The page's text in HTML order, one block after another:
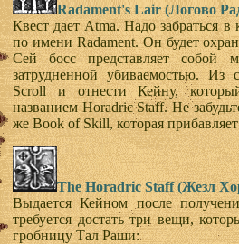
Radament's Lair (Логово
Квест дает Atma. Надо забраться
по имени Radament. Он будет
Сей босс представляет
затрудненной убиваемостью. Из
Scroll и отнести Кейну,
названием Horadric Staff. Не
же Book of Skill, которая
The Horadric Staff (Жезл
Выдается Кейном после
требуется достать три вещи,
гробницу Тал Раши: